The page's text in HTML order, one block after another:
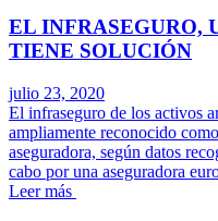
EL INFRASEGURO,
TIENE SOLUCIÓN
julio 23, 2020
El infraseguro de los activos
ampliamente reconocido
aseguradora, según datos
cabo por una aseguradora
Leer más